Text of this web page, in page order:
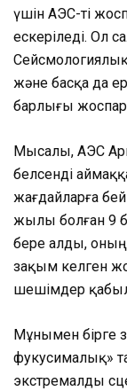
үшін АЭС-ті
ескеріледі. Ол
және басқа да
барлығы
Мысалы, АЭС
белсенді
жағдайларға
жылы болған 9
бере алды, оның
зақым келген
шешімдер
Мұнымен бірге
фукусималық»
экстремалды